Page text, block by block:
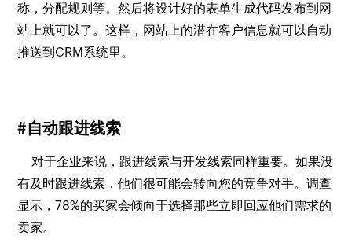
称，分配规则等。然后将设计好的表单生成代码发布到网
站上就可以了。这样，网站上的潜在客户信息就可以自动
推送到CRM系统里。
#自动跟进线索
对于企业来说，跟进线索与开发线索同样重要。如果没
有及时跟进线索，他们很可能会转向您的竞争对手。调查
显示，78%的买家会倾向于选择那些立即回应他们需求的
卖家。